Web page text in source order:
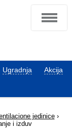
Ugradnja Akcija
jedinice›
i izduv